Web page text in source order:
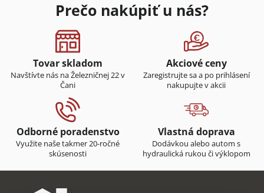
Prečo nakúpiť u nás?
Tovar skladom
Navštívte nás na Železničnej 22 v
Čani
Akciové ceny
Zaregistrujte sa a po prihlásení
nakupujte v akcii
Odborné poradenstvo
Využite naše takmer 20-ročné
skúsenosti
Vlastná doprava
Dodávkou alebo autom s
hydraulická rukou či výklopom